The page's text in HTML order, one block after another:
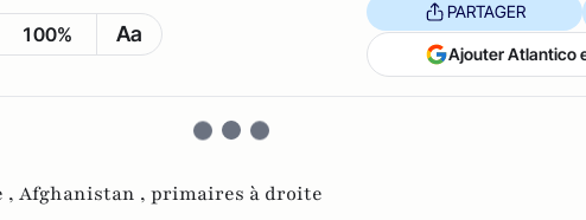
100% Aa
PARTAGER
Ajouter Atlantico
, Afghanistan , primaires à droite